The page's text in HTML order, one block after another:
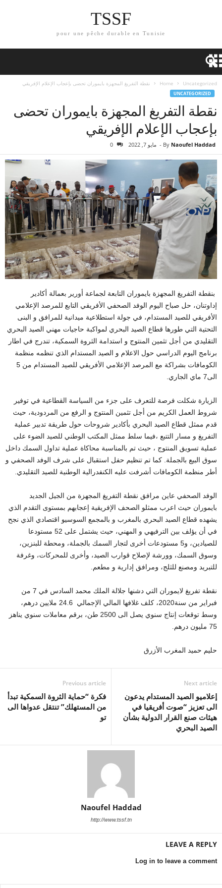
TSSF
pour une pêche durable en Tunisie
Home Uncategorized نقطة التفريغ المجهزة بايموران تحضى بإعجاب الإعلام الإفريقي
UNCATEGORIZED
نقطة التفريغ المجهزة بايموران تحضى
بإعجاب الإعلام الإفريقي
By Naoufel Haddad
- مايو 7, 2022 0
بنقطة التفريغ المجهزة بايموران التابعة لجماعة أورير بعمالة أكادير
إداوتنان، حل صباح اليوم الوفد الصحفي الأفريقي التابع للمرصد الإعلامي
الأفريقي للصيد المستدام، في جولة استطلاعية ميدانية للمرافق و البنى
التحتية التي طورها قطاع الصيد البحري لمواكبة حاجيات مهني الصيد البحري
التقليدي من أجل تثمين المنتوج و استدامة الثروة السمكية، تندرج في اطار
برنامج اليوم الدراسي حول الاعلام و الصيد المستدام الذي تنظمه منظمة
الكومافات بشراكة مع المرصد الإعلامي الأفريقي للصيد المستدام من 5
الى7 ماي الجاري.
الزيارة شكلت فرصة للتعرف على جزء من السياسة القطاعية في توفير
شروط العمل الكريم من أجل تثمين المنتوج و الرفع من المردودية، حيث
قدم ممثل قطاع الصيد البحري بأكادير شروحات حول طريقة تدبير عملية
التفريغ و مسار التتبع ،فيما سلط ممثل المكتب الوطني للصيد الضوء على
عملية تسويق المنتوج ، حيث تم بالمناسبة محاكاة عملية تداول السمك داخل
سوق البيع بالجملة. كما تم تنظيم حفل استقبال على شرف الوفد الصحفي و
أطر منظمة الكومافات أشرفت عليه الكنفدرالية الوطنية للصيد التقليدي.
الوفد الصحفي عاين مرافق نقطة التفريغ المجهزة من الجيل الجديد
بايموران حيث اعرب ممثلو الصحف الإفريقية إعجابهم بمستوى التقدم الذي
يشهده قطاع الصيد البحري بالمغرب و بالمجمع السوسيو اقتصادي الذي نجح
في أن يؤلف بين الترفيهي و المهني، حيث يشتمل على 52 مستودعا
للصيادين، و5 مستودعات أخرى لتجار السمك بالجملة، ومحطة للبنزين،
وسوق السمك، وورشة لإصلاح قوارب الصيد، وأخرى للمحركات، وغرفة
للتبريد ومصنع للثلج، ومرافق إدارية و مطعم.
نقطة تفريغ لايموران التي دشنها جلالة الملك محمد السادس في 7 من
فبراير من سنة2020، كلف غلافها المالي الإجمالي 24.6 ملايين درهم،
وسط توقعات إنتاج سنوي يصل الى 2500 طن، برقم معاملات سنوي يناهز
75 مليون درهم.
حليم حميد المغرب الأزرق
Previous article
فكرة “حماية الثروة السمكية تبدأ
من المستهلك” تنتقل عدواها الى
تو
Next article
إعلاميو الصيد المستدام يدعون
الى تعزيز “صوت أفريقيا في
هيئات صنع القرار الدولية بشأن
الصيد البحري
Naoufel Haddad
http://www.tssf.tn
LEAVE A REPLY
Log in to leave a comment